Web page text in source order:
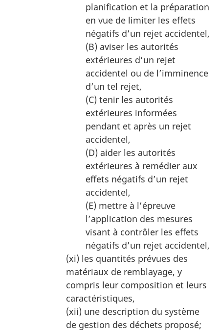
planification et la préparation
en vue de limiter les effets
négatifs d’un rejet accidentel,
(B) aviser les autorités
extérieures d’un rejet
accidentel ou de l’imminence
d’un tel rejet,
(C) tenir les autorités
extérieures informées
pendant et après un rejet
accidentel,
(D) aider les autorités
extérieures à remédier aux
effets négatifs d’un rejet
accidentel,
(E) mettre à l’épreuve
l’application des mesures
visant à contrôler les effets
négatifs d’un rejet accidentel,
(xi) les quantités prévues des
matériaux de remblayage, y
compris leur composition et leurs
caractéristiques,
(xii) une description du système
de gestion des déchets proposé;